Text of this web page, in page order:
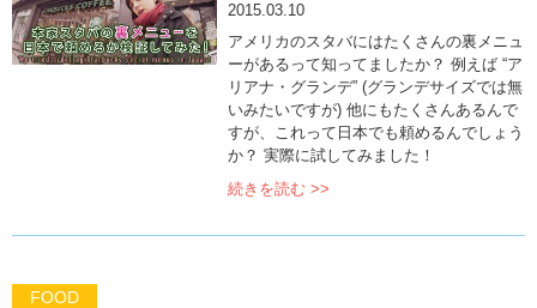
2015.03.10
アメリカのスタバにはたくさんの裏メニュ
ーがあるって知ってましたか？ 例えば “ア
リアナ・グランデ” (グランデサイズでは無
いみたいですが) 他にもたくさんあるんで
すが、これって日本でも頼めるんでしょう
か？ 実際に試してみました！
続きを読む >>
FOOD